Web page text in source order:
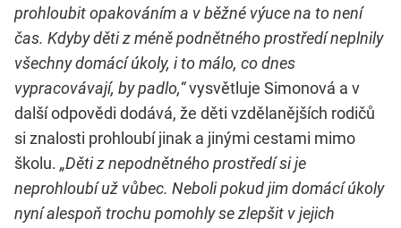
prohloubit opakováním a v běžné výuce na to není
čas. Kdyby děti z méně podnětného prostředí neplnily
všechny domácí úkoly, i to málo, co dnes
vypracovávají, by padlo,“vysvětluje Simonová a v
další odpovědi dodává, že děti vzdělanějších rodičů
si znalosti prohloubí jinak a jinými cestami mimo
školu. „Děti z nepodnětného prostředí si je
neprohloubí už vůbec. Neboli pokud jim domácí úkoly
nyní alespoň trochu pomohly se zlepšit v jejich